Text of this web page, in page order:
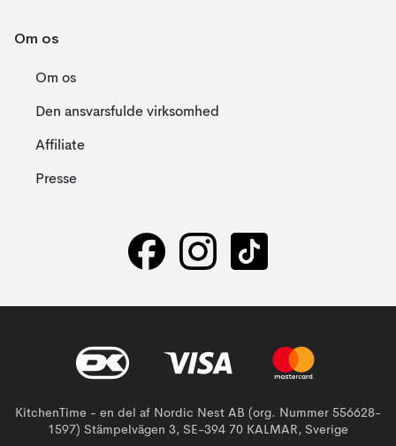
Om os
Om os
Den ansvarsfulde virksomhed
Affiliate
Presse
KitchenTime - en del af Nordic Nest AB (org. Nummer 556628-
1597) Stämpelvägen 3, SE-394 70 KALMAR, Sverige